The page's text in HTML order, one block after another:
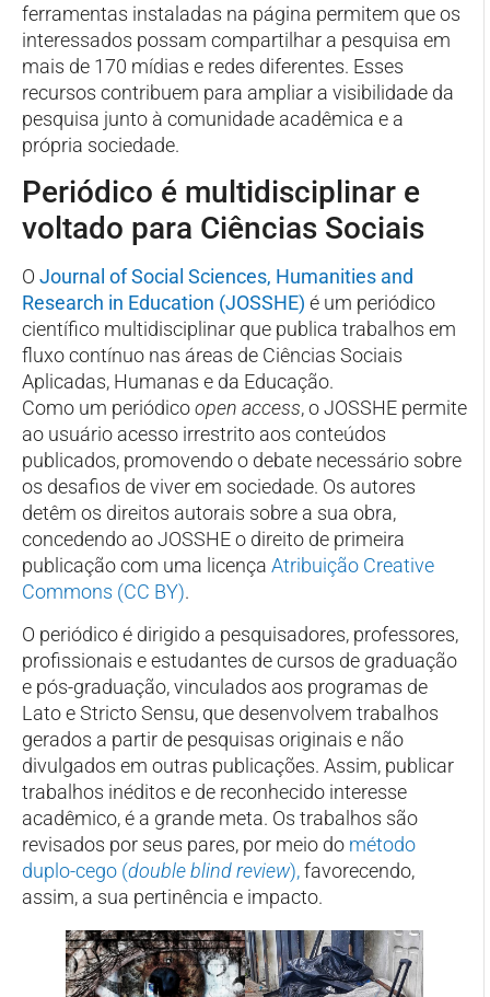
ferramentas instaladas na página permitem que os
interessados possam compartilhar a pesquisa em
mais de 170 mídias e redes diferentes. Esses
recursos contribuem para ampliar a visibilidade da
pesquisa junto à comunidade acadêmica e a
própria sociedade.
Periódico é multidisciplinar e
voltado para Ciências Sociais
O Journal of Social Sciences, Humanities and
Research in Education (JOSSHE) é um periódico
científico multidisciplinar que publica trabalhos em
fluxo contínuo nas áreas de Ciências Sociais
Aplicadas, Humanas e da Educação.
Como um periódicoopen access, o JOSSHE permite
ao usuário acesso irrestrito aos conteúdos
publicados, promovendo o debate necessário sobre
os desafios de viver em sociedade. Os autores
detêm os direitos autorais sobre a sua obra,
concedendo ao JOSSHE o direito de primeira
publicação com uma licença Atribuição Creative
Commons (CC BY).
O periódico é dirigido a pesquisadores, professores,
profissionais e estudantes de cursos de graduação
e pós-graduação, vinculados aos programas de
Lato e Stricto Sensu, que desenvolvem trabalhos
gerados a partir de pesquisas originais e não
divulgados em outras publicações. Assim, publicar
trabalhos inéditos e de reconhecido interesse
acadêmico, é a grande meta. Os trabalhos são
revisados por seus pares, por meio do método
duplo-cego (double blind review),favorecendo,
assim, a sua pertinência e impacto.